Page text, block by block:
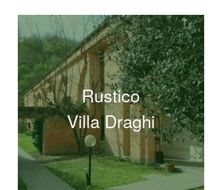
Parco
Villa Draghi
Flora
Villa Draghi
Villa Draghi
Rustico
Villa Draghi